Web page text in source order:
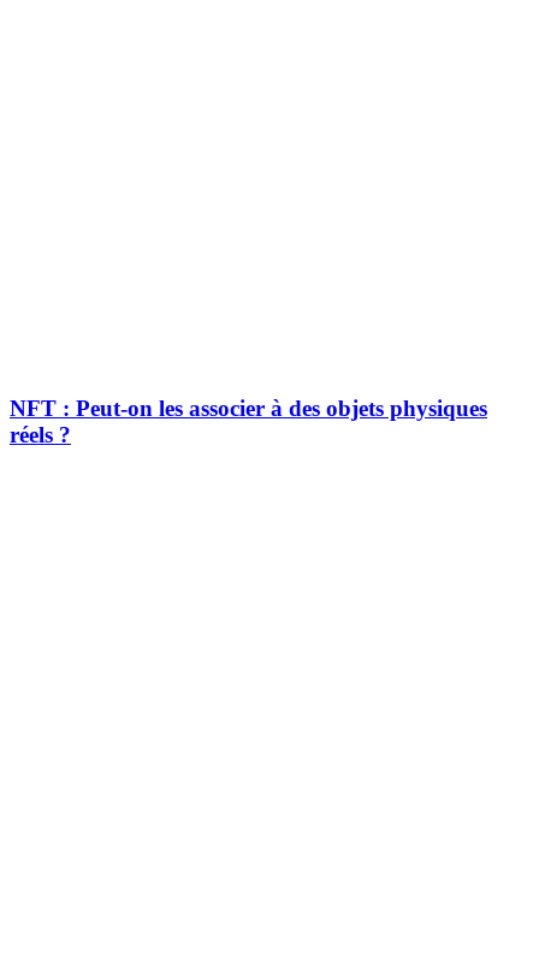
NFT : Peut-on les associer à des objets physiques
réels ?